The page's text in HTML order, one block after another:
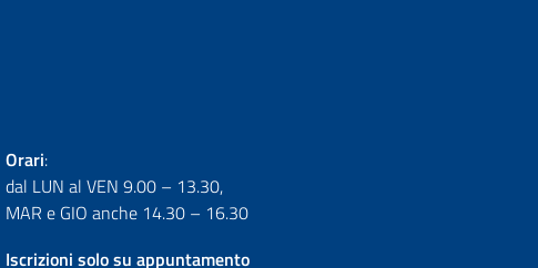
Orari:
dal LUN al VEN 9.00 – 13.30,
MAR e GIO anche 14.30 – 16.30
Iscrizioni solo su appuntamento